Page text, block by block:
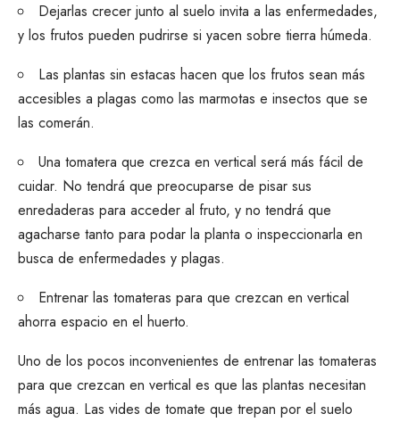
Dejarlas crecer junto al suelo invita a las enfermedades,
y los frutos pueden pudrirse si yacen sobre tierra húmeda.
Las plantas sin estacas hacen que los frutos sean más
accesibles a plagas como las marmotas e insectos que se
las comerán.
Una tomatera que crezca en vertical será más fácil de
cuidar. No tendrá que preocuparse de pisar sus
enredaderas para acceder al fruto, y no tendrá que
agacharse tanto para podar la planta o inspeccionarla en
busca de enfermedades y plagas.
Entrenar las tomateras para que crezcan en vertical
ahorra espacio en el huerto.
Uno de los pocos inconvenientes de entrenar las tomateras
para que crezcan en vertical es que las plantas necesitan
más agua. Las vides de tomate que trepan por el suelo